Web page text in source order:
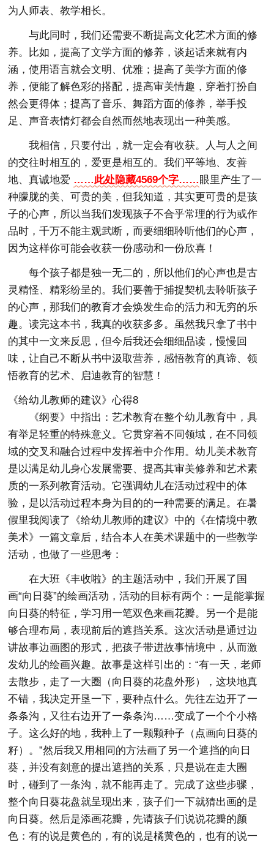
为人师表、教学相长。
与此同时，我们还需要不断提高文化艺术方面的修
养。比如，提高了文学方面的修养，谈起话来就有内
涵，使用语言就会文明、优雅；提高了美学方面的修
养，便能了解色彩的搭配，提高审美情趣，穿着打扮自
然会更得体；提高了音乐、舞蹈方面的修养，举手投
足、声音表情灯都会自然而然地表现出一种美感。
我相信，只要付出，就一定会有收获。人与人之间
的交往时相互的，爱更是相互的。我们平等地、友善
地、真诚地爱 ……此处隐藏4569个字…… 眼里产生了一
种朦胧的美、可贵的美，但我知道，其实更可贵的是孩
子的心声，所以当我们发现孩子不合乎常理的行为或作
品时，千万不能主观武断，而要细细聆听他们的心声，
因为这样你可能会收获一份感动和一份欣喜！
每个孩子都是独一无二的，所以他们的心声也是古
灵精怪、精彩纷呈的。我们要善于捕捉契机去聆听孩子
的心声，那我们的教育才会焕发生命的活力和无穷的乐
趣。读完这本书，我真的收获多多。虽然我只拿了书中
的其中一文来反思，但今后我还会细细品读，慢慢回
味，让自己不断从书中汲取营养，感悟教育的真谛、领
悟教育的艺术、启迪教育的智慧！
《给幼儿教师的建议》心得8
《纲要》中指出：艺术教育在整个幼儿教育中，具
有举足轻重的特殊意义。它贯穿着不同领域，在不同领
域的交叉和融合过程中发挥着中介作用。幼儿美术教育
是以满足幼儿身心发展需要、提高其审美修养和艺术素
质的一系列教育活动。它强调幼儿在活动过程中的体
验，是以活动过程本身为目的的一种需要的满足。在暑
假里我阅读了《给幼儿教师的建议》中的《在情境中教
美术》一篇文章后，结合本人在美术课题中的一些教学
活动，也做了一些思考：
在大班《丰收啦》的主题活动中，我们开展了国
画“向日葵”的绘画活动，活动的目标有两个：一是能掌握
向日葵的特征，学习用一笔双色来画花瓣。另一个是能
够合理布局，表现前后的遮挡关系。这次活动是通过边
讲故事边画图的形式，把孩子带进故事情境中，从而激
发幼儿的绘画兴趣。故事是这样引出的：“有一天，老师
去散步，走了一大圈（向日葵的花盘外形），这块地真
不错，我决定开垦一下，要种点什么。先往左边开了一
条条沟，又往右边开了一条条沟……变成了一个个小格
子。这么好的地，我种上了一颗颗种子（点画向日葵的
籽）。”然后我又用相同的方法画了另一个遮挡的向日
葵，并没有刻意的提出遮挡的关系，只是说在走大圈
时，碰到了一条沟，就不能再走了。完成了这些步骤，
整个向日葵花盘就呈现出来，孩子们一下就猜出画的是
向日葵。然后是添画花瓣，先请孩子们说说花瓣的颜
色：有的说是黄色的，有的说是橘黄色的，也有的说一